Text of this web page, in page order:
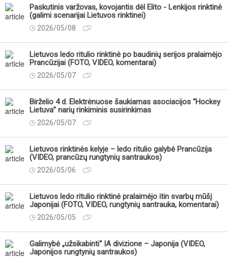
Paskutinis varžovas, kovojantis dėl Elito - Lenkijos rinktinė
(galimi scenarijai Lietuvos rinktinei)
2026/05/08
Lietuvos ledo ritulio rinktinė po baudinių serijos pralaimėjo
Prancūzijai (FOTO, VIDEO, komentarai)
2026/05/07
Birželio 4 d. Elektrėnuose šaukiamas asociacijos “Hockey
Lietuva” narių rinkiminis susirinkimas
2026/05/07
Lietuvos rinktinės kelyje – ledo ritulio galybė Prancūzija
(VIDEO, prancūzų rungtynių santraukos)
2026/05/06
Lietuvos ledo ritulio rinktinė pralaimėjo itin svarbų mūšį
Japonijai (FOTO, VIDEO, rungtynių santrauka, komentarai)
2026/05/05
Galimybė „užsikabinti“ IA divizione – Japonija (VIDEO,
Japonijos rungtynių santraukos)